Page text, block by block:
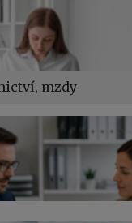
mzdy
práci na straně